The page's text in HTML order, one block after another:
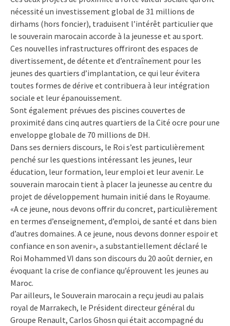
nécessité un investissement global de 31 millions de
dirhams (hors foncier), traduisent l’intérêt particulier que
le souverain marocain accorde à la jeunesse et au sport.
Ces nouvelles infrastructures offriront des espaces de
divertissement, de détente et d’entraînement pour les
jeunes des quartiers d’implantation, ce qui leur évitera
toutes formes de dérive et contribuera à leur intégration
sociale et leur épanouissement.
Sont également prévues des piscines couvertes de
proximité dans cinq autres quartiers de la Cité ocre pour une
enveloppe globale de 70 millions de DH.
Dans ses derniers discours, le Roi s’est particulièrement
penché sur les questions intéressant les jeunes, leur
éducation, leur formation, leur emploi et leur avenir. Le
souverain marocain tient à placer la jeunesse au centre du
projet de développement humain initié dans le Royaume.
«A ce jeune, nous devons offrir du concret, particulièrement
en termes d’enseignement, d’emploi, de santé et dans bien
d’autres domaines. A ce jeune, nous devons donner espoir et
confiance en son avenir», a substantiellement déclaré le
Roi Mohammed VI dans son discours du 20 août dernier, en
évoquant la crise de confiance qu’éprouvent les jeunes au
Maroc.
Par ailleurs, le Souverain marocain a reçu jeudi au palais
royal de Marrakech, le Président directeur général du
Groupe Renault, Carlos Ghosn qui était accompagné du